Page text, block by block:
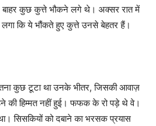
बाहर कुछ कुत्ते भौकने लगे थे। अक्सर रात में
कि ये भौंकते हुए कुत्ते उनसे बेहतर हैं।
कुछ टूटा था उनके भीतर, जिसकी आवाज़
की हिम्मत नहीं हुई। फफक के रो पड़े थे वे।
सिसकियों को दबाने का भरसक प्रयास